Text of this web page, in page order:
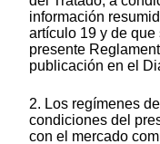
información
artículo 19 y de que
presente
publicación en el
2. Los regímenes
condiciones del
con el mercado